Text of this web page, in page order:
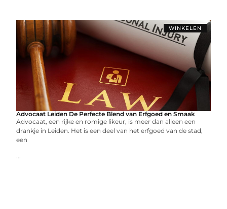
WINKELEN
Advocaat Leiden De Perfecte Blend van Erfgoed en Smaak
Advocaat, een rijke en romige likeur, is meer dan alleen een
drankje in Leiden. Het is een deel van het erfgoed van de stad,
een
...